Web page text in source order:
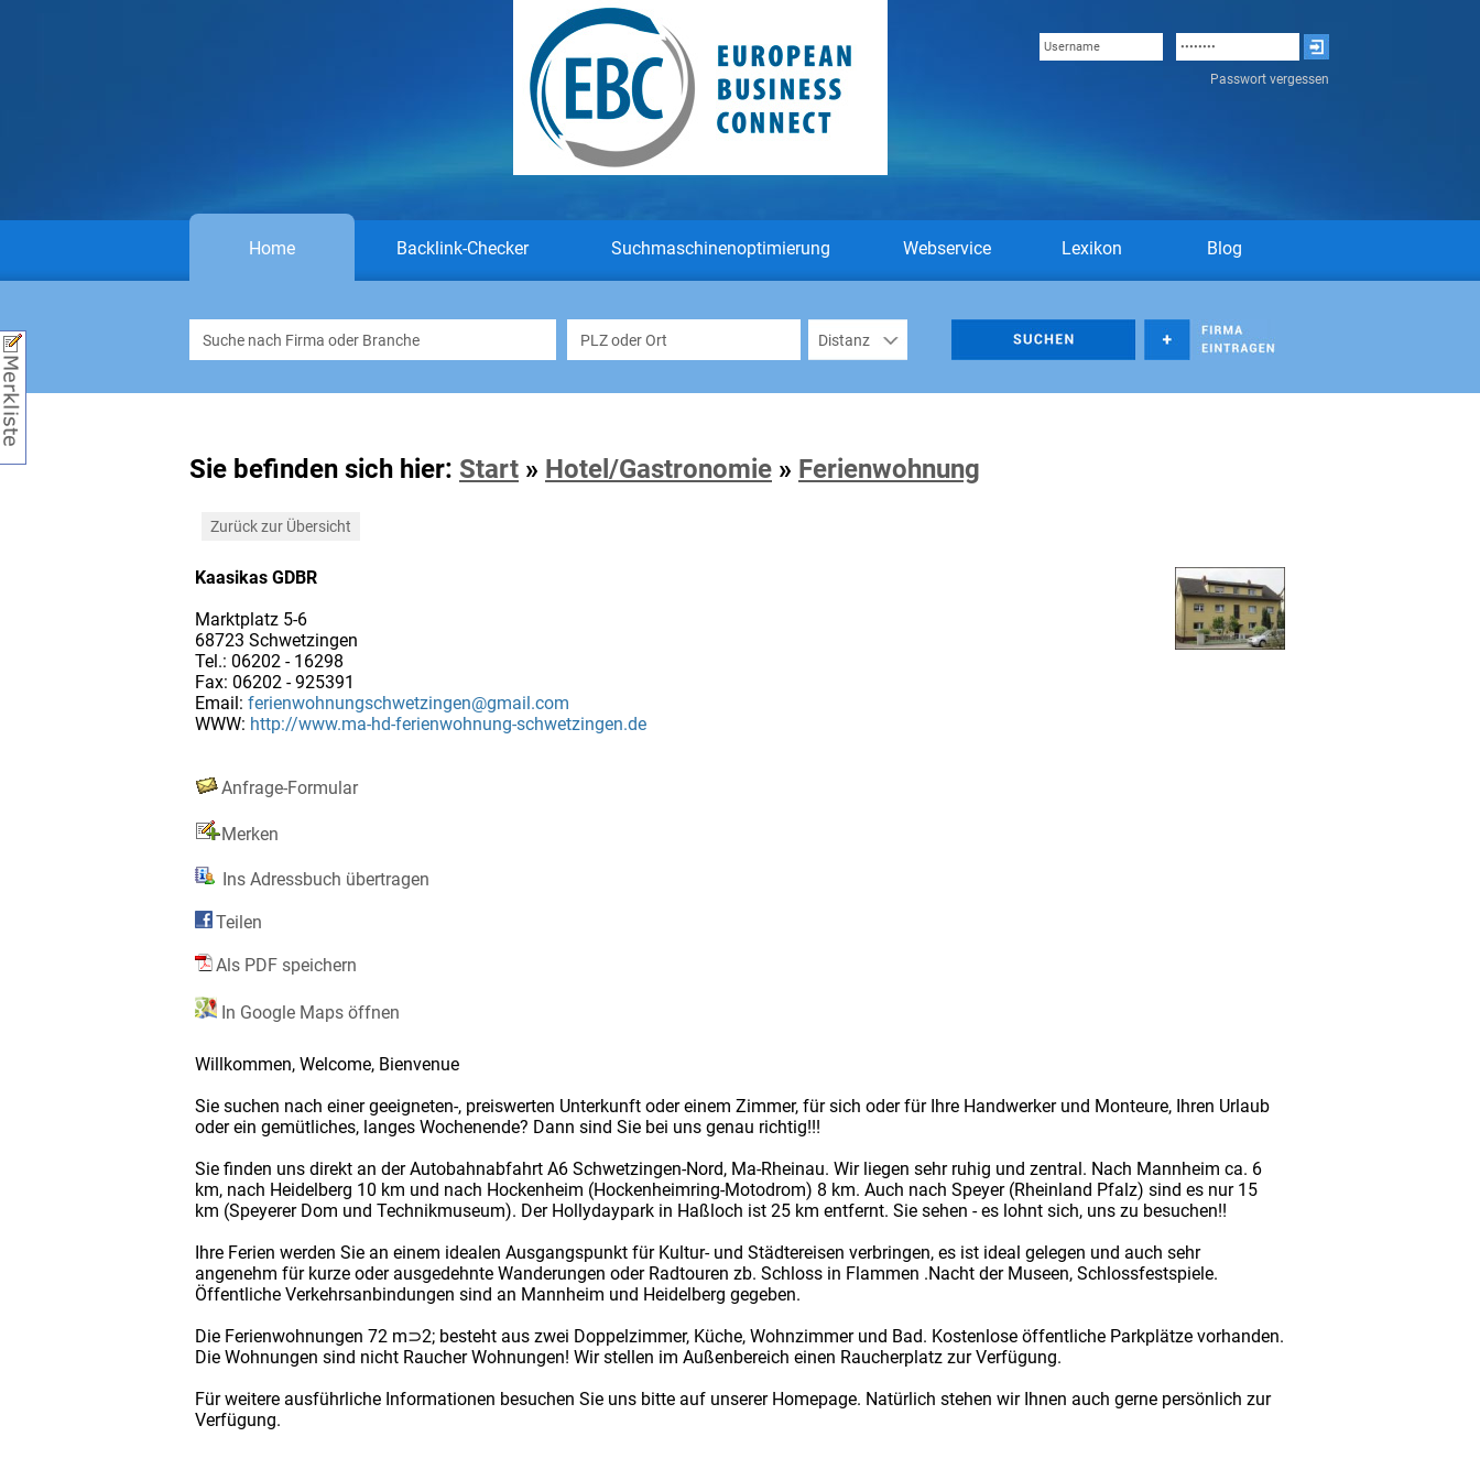
Passwort vergessen
Home Backlink-Checker Suchmaschinenoptimierung Webservice Lexikon Blog
Sie befinden sich hier: Start » Hotel/Gastronomie » Ferienwohnung
Zurück zur Übersicht
Kaasikas GDBR
Marktplatz 5-6
68723 Schwetzingen
Tel.: 06202 - 16298
Fax: 06202 - 925391
Email: ferienwohnungschwetzingen@gmail.com
WWW: http://www.ma-hd-ferienwohnung-schwetzingen.de
Anfrage-Formular
Merken
Ins Adressbuch übertragen
Teilen
Als PDF speichern
In Google Maps öffnen
Willkommen, Welcome, Bienvenue
Sie suchen nach einer geeigneten-, preiswerten Unterkunft oder einem Zimmer, für sich oder für Ihre Handwerker und Monteure, Ihren Urlaub
oder ein gemütliches, langes Wochenende? Dann sind Sie bei uns genau richtig!!!
Sie finden uns direkt an der Autobahnabfahrt A6 Schwetzingen-Nord, Ma-Rheinau. Wir liegen sehr ruhig und zentral. Nach Mannheim ca. 6
km, nach Heidelberg 10 km und nach Hockenheim (Hockenheimring-Motodrom) 8 km. Auch nach Speyer (Rheinland Pfalz) sind es nur 15
km (Speyerer Dom und Technikmuseum). Der Hollydaypark in Haßloch ist 25 km entfernt. Sie sehen - es lohnt sich, uns zu besuchen!!
Ihre Ferien werden Sie an einem idealen Ausgangspunkt für Kultur- und Städtereisen verbringen, es ist ideal gelegen und auch sehr
angenehm für kurze oder ausgedehnte Wanderungen oder Radtouren zb. Schloss in Flammen .Nacht der Museen, Schlossfestspiele.
Öffentliche Verkehrsanbindungen sind an Mannheim und Heidelberg gegeben.
Die Ferienwohnungen 72 m⊃2; besteht aus zwei Doppelzimmer, Küche, Wohnzimmer und Bad. Kostenlose öffentliche Parkplätze vorhanden.
Die Wohnungen sind nicht Raucher Wohnungen! Wir stellen im Außenbereich einen Raucherplatz zur Verfügung.
Für weitere ausführliche Informationen besuchen Sie uns bitte auf unserer Homepage. Natürlich stehen wir Ihnen auch gerne persönlich zur
Verfügung.